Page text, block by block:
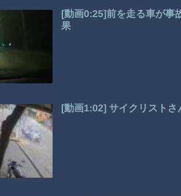
[動画0:25]前を走る車が事
果
[動画1:02] サイクリスト